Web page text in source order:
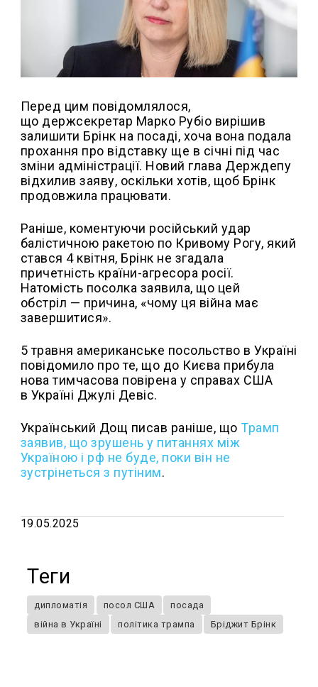
Перед цим повідомлялося,
що держсекретар Марко Рубіо вирішив
залишити Брінк на посаді, хоча вона подала
прохання про відставку ще в січні під час
зміни адміністрації. Новий глава Держдепу
відхилив заяву, оскільки хотів, щоб Брінк
продовжила працювати.
Раніше, коментуючи російський удар
балістичною ракетою по Кривому Рогу, який
стався 4 квітня, Брінк не згадала
причетність країни-агресора росії.
Натомість посолка заявила, що цей
обстріл — причина, «чому ця війна має
завершитися».
5 травня американське посольство в Україні
повідомило про те, що до Києва прибула
нова тимчасова повірена у справах США
в Україні Джулі Девіс.
Український Дощ писав раніше, що Трамп
заявив, що зрушень у питаннях між
Україною і рф не буде, поки він не
зустрінеться з путіним.
19.05.2025
Теги
дипломатія посол США
посада
війна в Україні
політика трампа Бріджит Брінк